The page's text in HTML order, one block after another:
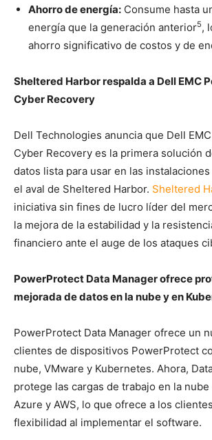
Ahorro de energía: Consume hasta
energía que la generación anterior5,
ahorro significativo de costos y de
Sheltered Harbor respalda a Dell EMC
Cyber Recovery
Dell Technologies anuncia que Dell
Cyber Recovery es la primera solución
datos lista para usar en las
el aval de Sheltered Harbor. Sheltered
iniciativa sin fines de lucro líder del
la mejora de la estabilidad y la
financiero ante el auge de los ataques
PowerProtect Data Manager ofrece
mejorada de datos en la nube y en
PowerProtect Data Manager ofrece un
clientes de dispositivos PowerProtect
nube, VMware y Kubernetes. Ahora,
protege las cargas de trabajo en la
Azure y AWS, lo que ofrece a los
flexibilidad al implementar el software.